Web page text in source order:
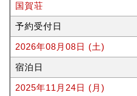
国賀荘
予約受付日
2026年08月08日 (土)
宿泊日
2025年11月24日 (月)